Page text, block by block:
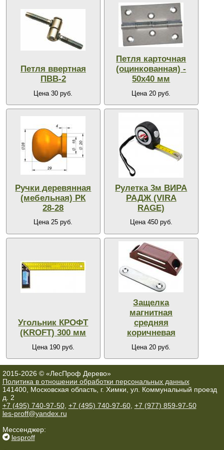
Петля ввертная
ПВВ-2
Цена 30 руб.
Петля карточная
(оцинкованная) -
50х40 мм
Цена 20 руб.
Ручки деревянная
(мебельная) РК
28-28
Цена 25 руб.
Рулетка 3м ВИРА
РАДЖ (VIRA
RAGE)
Цена 450 руб.
Угольник КРОФТ
(KROFT) 300 мм
Цена 190 руб.
Защелка
магнитная
средняя
коричневая
Цена 20 руб.
2015-2026 © «ЛесПроф Дерево»
Политика в отношении обработки персональных данных
141400, Московская область, г. Химки, ул. Коммунальный проезд
д. 2
+7 (495) 740-97-50, +7 (495) 740-97-60, +7 (977) 859-97-50
les-proff@yandex.ru
Мессенджер:
lesproff